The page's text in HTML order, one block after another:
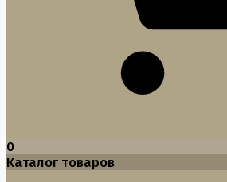
0
Каталог товаров